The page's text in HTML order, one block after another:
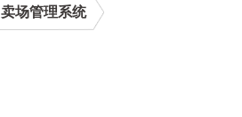
卖场管理系统